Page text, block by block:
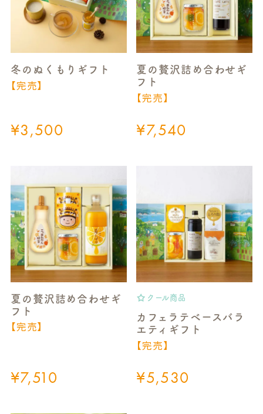
冬のぬくもりギフト
【完売】
¥3,500
夏の贅沢詰め合わせギ
フト
【完売】
¥7,540
夏の贅沢詰め合わせギ
フト
【完売】
¥7,510
クール商品
カフェラテベースバラ
エティギフト
【完売】
¥5,530